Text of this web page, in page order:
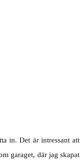
in. Det är intressant att
garaget, där jag skapat